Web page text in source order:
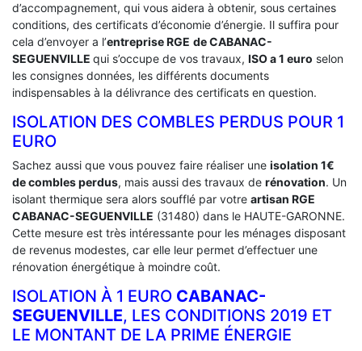
d’accompagnement, qui vous aidera à obtenir, sous certaines
conditions, des certificats d’économie d’énergie. Il suffira pour
cela d’envoyer a l’entreprise RGE de CABANAC-
SEGUENVILLE qui s’occupe de vos travaux, ISO a 1 euro selon
les consignes données, les différents documents
indispensables à la délivrance des certificats en question.
ISOLATION DES COMBLES PERDUS POUR 1
EURO
Sachez aussi que vous pouvez faire réaliser une isolation 1€
de combles perdus, mais aussi des travaux de rénovation. Un
isolant thermique sera alors soufflé par votre artisan RGE
CABANAC-SEGUENVILLE (31480) dans le HAUTE-GARONNE.
Cette mesure est très intéressante pour les ménages disposant
de revenus modestes, car elle leur permet d’effectuer une
rénovation énergétique à moindre coût.
ISOLATION À 1 EURO CABANAC-
SEGUENVILLE, LES CONDITIONS 2019 ET
LE MONTANT DE LA PRIME ÉNERGIE